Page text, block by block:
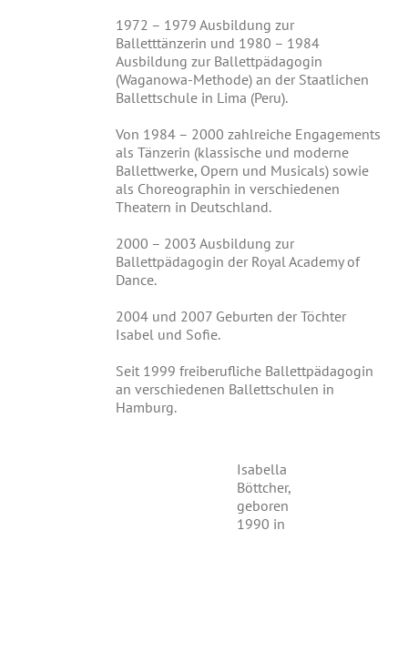
1972 – 1979 Ausbildung zur
Balletttänzerin und 1980 – 1984
Ausbildung zur Ballettpädagogin
(Waganowa-Methode) an der Staatlichen
Ballettschule in Lima (Peru).
Von 1984 – 2000 zahlreiche Engagements
als Tänzerin (klassische und moderne
Ballettwerke, Opern und Musicals) sowie
als Choreographin in verschiedenen
Theatern in Deutschland.
2000 – 2003 Ausbildung zur
Ballettpädagogin der Royal Academy of
Dance.
2004 und 2007 Geburten der Töchter
Isabel und Sofie.
Seit 1999 freiberufliche Ballettpädagogin
an verschiedenen Ballettschulen in
Hamburg.
Isabella
Böttcher,
geboren
1990 in